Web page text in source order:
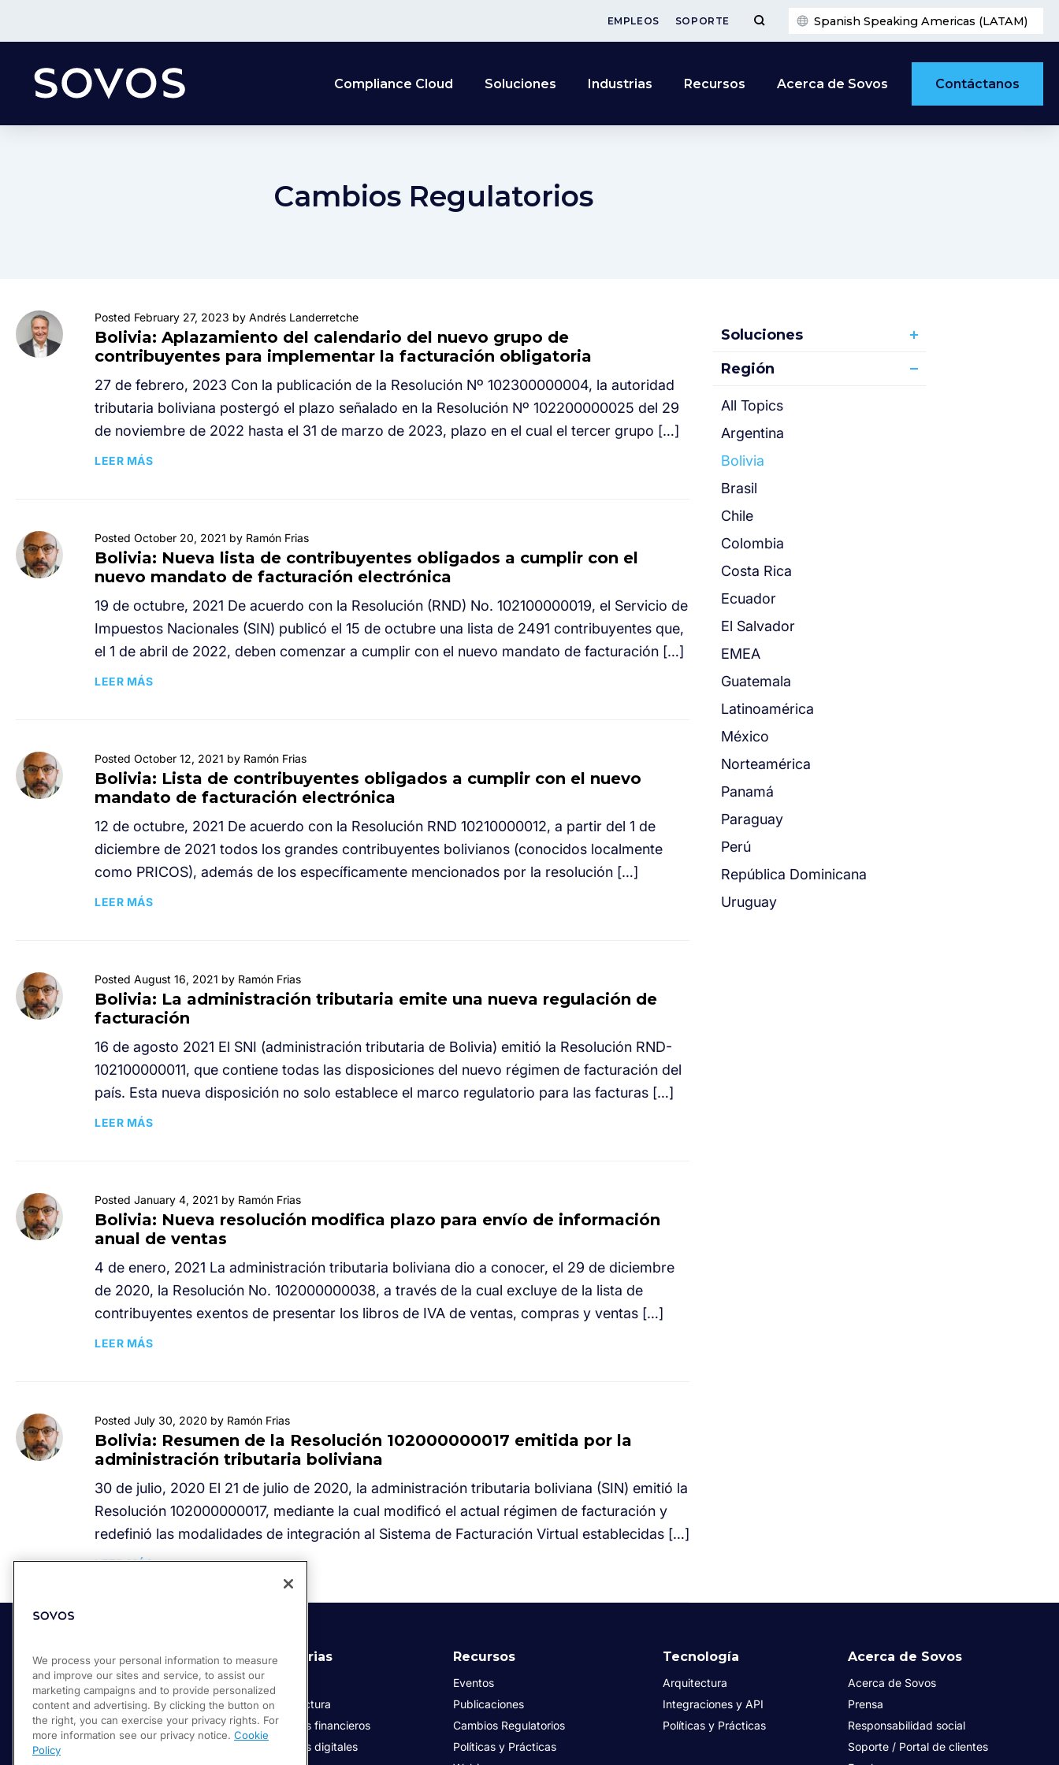
EMPLEOS SOPORTE Spanish Speaking Americas (LATAM)
Compliance Cloud Soluciones Industrias Recursos Acerca de Sovos Contáctanos
Cambios Regulatorios
Soluciones
Región
All Topics
Argentina
Bolivia
Brasil
Chile
Colombia
Costa Rica
Ecuador
El Salvador
EMEA
Guatemala
Latinoamérica
México
Norteamérica
Panamá
Paraguay
Perú
República Dominicana
Uruguay
Posted February 27, 2023 by Andrés Landerretche
Bolivia: Aplazamiento del calendario del nuevo grupo de
contribuyentes para implementar la facturación obligatoria
27 de febrero, 2023 Con la publicación de la Resolución Nº 102300000004, la autoridad
tributaria boliviana postergó el plazo señalado en la Resolución Nº 102200000025 del 29
de noviembre de 2022 hasta el 31 de marzo de 2023, plazo en el cual el tercer grupo […]
LEER MÁS
Posted October 20, 2021 by Ramón Frias
Bolivia: Nueva lista de contribuyentes obligados a cumplir con el
nuevo mandato de facturación electrónica
19 de octubre, 2021 De acuerdo con la Resolución (RND) No. 102100000019, el Servicio de
Impuestos Nacionales (SIN) publicó el 15 de octubre una lista de 2491 contribuyentes que,
el 1 de abril de 2022, deben comenzar a cumplir con el nuevo mandato de facturación […]
LEER MÁS
Posted October 12, 2021 by Ramón Frias
Bolivia: Lista de contribuyentes obligados a cumplir con el nuevo
mandato de facturación electrónica
12 de octubre, 2021 De acuerdo con la Resolución RND 10210000012, a partir del 1 de
diciembre de 2021 todos los grandes contribuyentes bolivianos (conocidos localmente
como PRICOS), además de los específicamente mencionados por la resolución […]
LEER MÁS
Posted August 16, 2021 by Ramón Frias
Bolivia: La administración tributaria emite una nueva regulación de
facturación
16 de agosto 2021 El SNI (administración tributaria de Bolivia) emitió la Resolución RND-
102100000011, que contiene todas las disposiciones del nuevo régimen de facturación del
país. Esta nueva disposición no solo establece el marco regulatorio para las facturas […]
LEER MÁS
Posted January 4, 2021 by Ramón Frias
Bolivia: Nueva resolución modifica plazo para envío de información
anual de ventas
4 de enero, 2021 La administración tributaria boliviana dio a conocer, el 29 de diciembre
de 2020, la Resolución No. 102000000038, a través de la cual excluye de la lista de
contribuyentes exentos de presentar los libros de IVA de ventas, compras y ventas […]
LEER MÁS
Posted July 30, 2020 by Ramón Frias
Bolivia: Resumen de la Resolución 102000000017 emitida por la
administración tributaria boliviana
30 de julio, 2020 El 21 de julio de 2020, la administración tributaria boliviana (SIN) emitió la
Resolución 102000000017, mediante la cual modificó el actual régimen de facturación y
redefinió las modalidades de integración al Sistema de Facturación Virtual establecidas […]
LEER MÁS
Soluciones
Compliance Cloud
Facturación Electrónica
Servicios de confianza digital
Industrias
Manufactura
Servicios financieros
Servicios digitales
Recursos
Eventos
Publicaciones
Cambios Regulatorios
Políticas y Prácticas
Tecnología
Arquitectura
Integraciones y API
Políticas y Prácticas
Acerca de Sovos
Acerca de Sovos
Prensa
Responsabilidad social
Soporte / Portal de clientes
We process your personal information to measure
and improve our sites and service, to assist our
marketing campaigns and to provide personalized
content and advertising. By clicking the button on
the right, you can exercise your privacy rights. For
more information see our privacy notice. Cookie
Policy